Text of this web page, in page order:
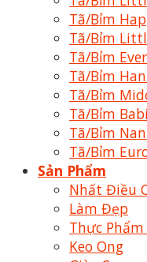
Tã/Bỉm
Tã/Bỉm
Tã/Bỉm
Tã/Bỉm
Tã/Bỉm
Tã/Bỉm
Tã/Bỉm
Tã/Bỉm
Sản Phẩm
Nhất Điều
Làm Đẹp
Thực
Keo Ong